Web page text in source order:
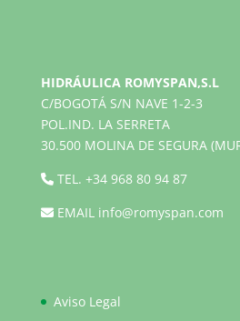
HIDRÁULICA ROMYSPAN,S.L
C/BOGOTÁ S/N NAVE 1-2-3
POL.IND. LA SERRETA
30.500 MOLINA DE SEGURA
TEL. +34 968 80 94 87
EMAIL info@romyspan.com
Aviso Legal